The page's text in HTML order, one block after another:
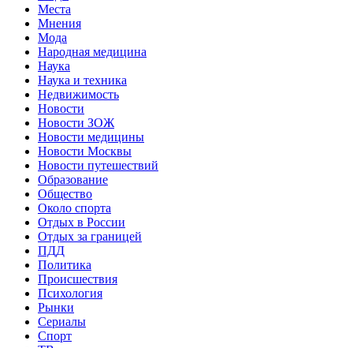
Места
Мнения
Мода
Народная медицина
Наука
Наука и техника
Недвижимость
Новости
Новости ЗОЖ
Новости медицины
Новости Москвы
Новости путешествий
Образование
Общество
Около спорта
Отдых в России
Отдых за границей
ПДД
Политика
Происшествия
Психология
Рынки
Сериалы
Спорт